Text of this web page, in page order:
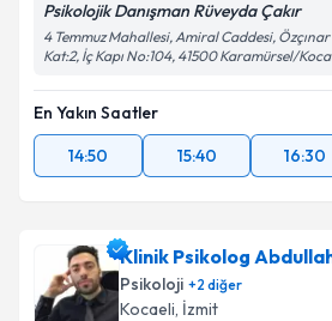
Psikolojik Danışman Rüveyda Çakır
4 Temmuz Mahallesi, Amiral Caddesi, Özçınar
Kat:2, İç Kapı No:104, 41500 Karamürsel/
En Yakın Saatler
14:50
15:40 16:30
Klinik Psikolog Abdullah
Psikoloji +2 diğer
Kocaeli, İzmit